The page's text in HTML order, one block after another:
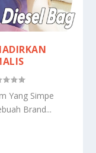
Yang Simpe
Brand...